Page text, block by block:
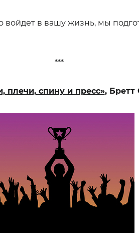
в вашу жизнь, мы
***
плечи, спину и пресс», Бретт